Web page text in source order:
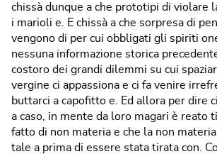
chissà dunque a che prototipi di violare
i marioli e. E chissà a che sorpresa di
vengono di per cui obbligati gli spiriti
nessuna informazione storica
costoro dei grandi dilemmi su cui
vergine ci appassiona e ci fa venire
buttarci a capofitto e. Ed allora per dire
a caso, in mente da loro magari è reato
fatto di non materia e che la non
tale a prima di essere stata tirata con.